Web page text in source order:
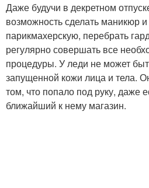
Даже будучи в декретном
возможность сделать маникюр
парикмахерскую, перебрать
регулярно совершать все
процедуры. У леди не может
запущенной кожи лица и тела.
том, что попало под руку, даже
ближайший к нему магазин.